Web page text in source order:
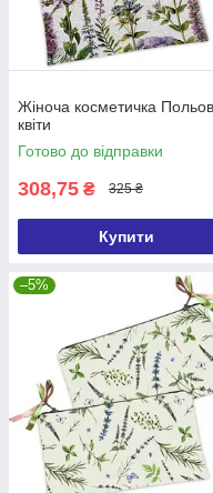
Жіноча косметичка
квіти
Готово до відправки
308,75 ₴ 325 ₴
Купити
–5%